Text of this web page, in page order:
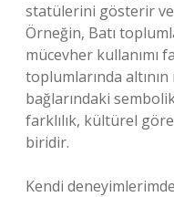
statülerini gösterir
Örneğin, Batı
mücevher kullanımı
toplumlarında
bağlarındaki
farklılık, kültürel
biridir.
Kendi